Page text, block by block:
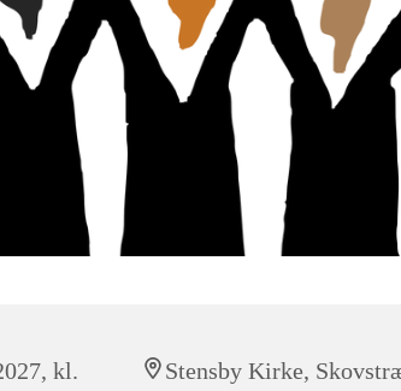
kl.
Stensby Kirke,